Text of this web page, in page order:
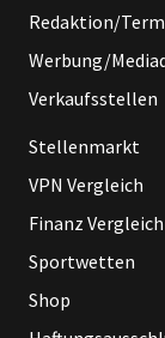
Redaktion/
Werbung/
Verkaufsstellen
Stellenmarkt
VPN Vergleich
Finanz Vergleich
Sportwetten
Shop